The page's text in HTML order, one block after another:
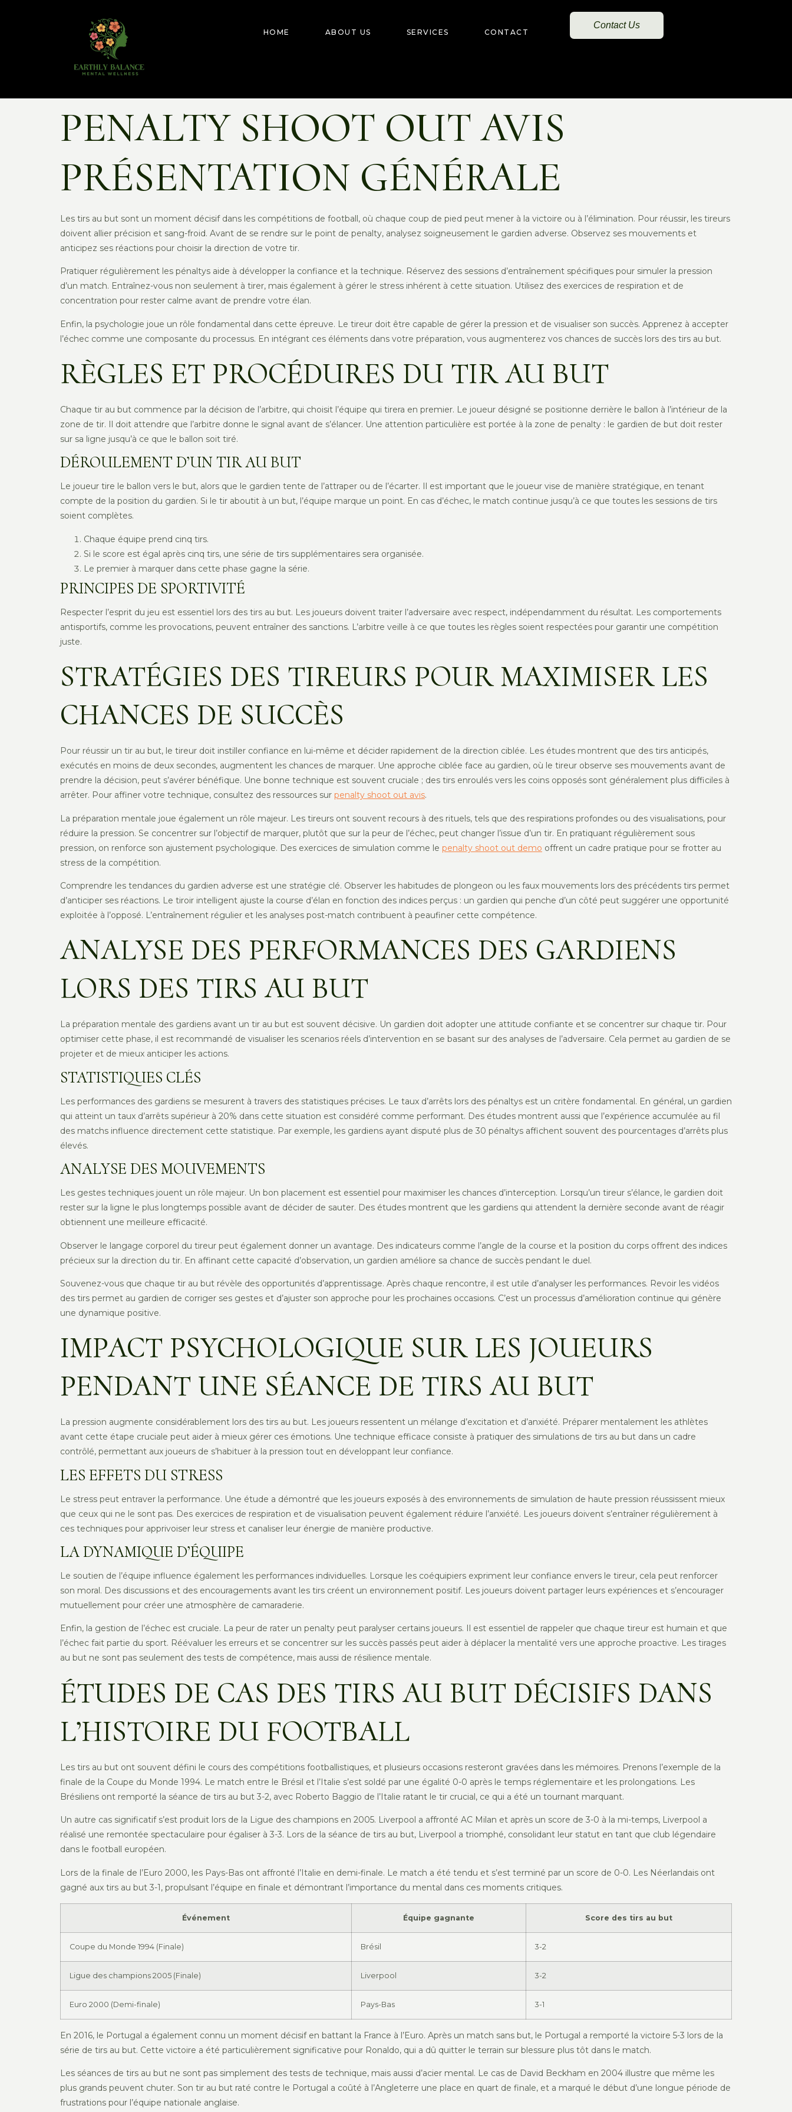
HOME ABOUT US SERVICES CONTACT
Contact Us
PENALTY SHOOT OUT AVIS
PRÉSENTATION GÉNÉRALE
Les tirs au but sont un moment décisif dans les compétitions de football, où chaque coup de pied peut mener à la victoire ou à l’élimination. Pour réussir, les tireurs
doivent allier précision et sang-froid. Avant de se rendre sur le point de penalty, analysez soigneusement le gardien adverse. Observez ses mouvements et
anticipez ses réactions pour choisir la direction de votre tir.
Pratiquer régulièrement les pénaltys aide à développer la confiance et la technique. Réservez des sessions d’entraînement spécifiques pour simuler la pression
d’un match. Entraînez-vous non seulement à tirer, mais également à gérer le stress inhérent à cette situation. Utilisez des exercices de respiration et de
concentration pour rester calme avant de prendre votre élan.
Enfin, la psychologie joue un rôle fondamental dans cette épreuve. Le tireur doit être capable de gérer la pression et de visualiser son succès. Apprenez à accepter
l’échec comme une composante du processus. En intégrant ces éléments dans votre préparation, vous augmenterez vos chances de succès lors des tirs au but.
RÈGLES ET PROCÉDURES DU TIR AU BUT
Chaque tir au but commence par la décision de l’arbitre, qui choisit l’équipe qui tirera en premier. Le joueur désigné se positionne derrière le ballon à l’intérieur de la
zone de tir. Il doit attendre que l’arbitre donne le signal avant de s’élancer. Une attention particulière est portée à la zone de penalty : le gardien de but doit rester
sur sa ligne jusqu’à ce que le ballon soit tiré.
DÉROULEMENT D’UN TIR AU BUT
Le joueur tire le ballon vers le but, alors que le gardien tente de l’attraper ou de l’écarter. Il est important que le joueur vise de manière stratégique, en tenant
compte de la position du gardien. Si le tir aboutit à un but, l’équipe marque un point. En cas d’échec, le match continue jusqu’à ce que toutes les sessions de tirs
soient complètes.
Chaque équipe prend cinq tirs.
Si le score est égal après cinq tirs, une série de tirs supplémentaires sera organisée.
Le premier à marquer dans cette phase gagne la série.
PRINCIPES DE SPORTIVITÉ
Respecter l’esprit du jeu est essentiel lors des tirs au but. Les joueurs doivent traiter l’adversaire avec respect, indépendamment du résultat. Les comportements
antisportifs, comme les provocations, peuvent entraîner des sanctions. L’arbitre veille à ce que toutes les règles soient respectées pour garantir une compétition
juste.
STRATÉGIES DES TIREURS POUR MAXIMISER LES
CHANCES DE SUCCÈS
Pour réussir un tir au but, le tireur doit instiller confiance en lui-même et décider rapidement de la direction ciblée. Les études montrent que des tirs anticipés,
exécutés en moins de deux secondes, augmentent les chances de marquer. Une approche ciblée face au gardien, où le tireur observe ses mouvements avant de
prendre la décision, peut s’avérer bénéfique. Une bonne technique est souvent cruciale ; des tirs enroulés vers les coins opposés sont généralement plus difficiles à
arrêter. Pour affiner votre technique, consultez des ressources sur penalty shoot out avis.
La préparation mentale joue également un rôle majeur. Les tireurs ont souvent recours à des rituels, tels que des respirations profondes ou des visualisations, pour
réduire la pression. Se concentrer sur l’objectif de marquer, plutôt que sur la peur de l’échec, peut changer l’issue d’un tir. En pratiquant régulièrement sous
pression, on renforce son ajustement psychologique. Des exercices de simulation comme le penalty shoot out demo offrent un cadre pratique pour se frotter au
stress de la compétition.
Comprendre les tendances du gardien adverse est une stratégie clé. Observer les habitudes de plongeon ou les faux mouvements lors des précédents tirs permet
d’anticiper ses réactions. Le tiroir intelligent ajuste la course d’élan en fonction des indices perçus : un gardien qui penche d’un côté peut suggérer une opportunité
exploitée à l’opposé. L’entraînement régulier et les analyses post-match contribuent à peaufiner cette compétence.
ANALYSE DES PERFORMANCES DES GARDIENS
LORS DES TIRS AU BUT
La préparation mentale des gardiens avant un tir au but est souvent décisive. Un gardien doit adopter une attitude confiante et se concentrer sur chaque tir. Pour
optimiser cette phase, il est recommandé de visualiser les scenarios réels d’intervention en se basant sur des analyses de l’adversaire. Cela permet au gardien de se
projeter et de mieux anticiper les actions.
STATISTIQUES CLÉS
Les performances des gardiens se mesurent à travers des statistiques précises. Le taux d’arrêts lors des pénaltys est un critère fondamental. En général, un gardien
qui atteint un taux d’arrêts supérieur à 20% dans cette situation est considéré comme performant. Des études montrent aussi que l’expérience accumulée au fil
des matchs influence directement cette statistique. Par exemple, les gardiens ayant disputé plus de 30 pénaltys affichent souvent des pourcentages d’arrêts plus
élevés.
ANALYSE DES MOUVEMENTS
Les gestes techniques jouent un rôle majeur. Un bon placement est essentiel pour maximiser les chances d’interception. Lorsqu’un tireur s’élance, le gardien doit
rester sur la ligne le plus longtemps possible avant de décider de sauter. Des études montrent que les gardiens qui attendent la dernière seconde avant de réagir
obtiennent une meilleure efficacité.
Observer le langage corporel du tireur peut également donner un avantage. Des indicateurs comme l’angle de la course et la position du corps offrent des indices
précieux sur la direction du tir. En affinant cette capacité d’observation, un gardien améliore sa chance de succès pendant le duel.
Souvenez-vous que chaque tir au but révèle des opportunités d’apprentissage. Après chaque rencontre, il est utile d’analyser les performances. Revoir les vidéos
des tirs permet au gardien de corriger ses gestes et d’ajuster son approche pour les prochaines occasions. C’est un processus d’amélioration continue qui génère
une dynamique positive.
IMPACT PSYCHOLOGIQUE SUR LES JOUEURS
PENDANT UNE SÉANCE DE TIRS AU BUT
La pression augmente considérablement lors des tirs au but. Les joueurs ressentent un mélange d’excitation et d’anxiété. Préparer mentalement les athlètes
avant cette étape cruciale peut aider à mieux gérer ces émotions. Une technique efficace consiste à pratiquer des simulations de tirs au but dans un cadre
contrôlé, permettant aux joueurs de s’habituer à la pression tout en développant leur confiance.
LES EFFETS DU STRESS
Le stress peut entraver la performance. Une étude a démontré que les joueurs exposés à des environnements de simulation de haute pression réussissent mieux
que ceux qui ne le sont pas. Des exercices de respiration et de visualisation peuvent également réduire l’anxiété. Les joueurs doivent s’entraîner régulièrement à
ces techniques pour apprivoiser leur stress et canaliser leur énergie de manière productive.
LA DYNAMIQUE D’ÉQUIPE
Le soutien de l’équipe influence également les performances individuelles. Lorsque les coéquipiers expriment leur confiance envers le tireur, cela peut renforcer
son moral. Des discussions et des encouragements avant les tirs créent un environnement positif. Les joueurs doivent partager leurs expériences et s’encourager
mutuellement pour créer une atmosphère de camaraderie.
Enfin, la gestion de l’échec est cruciale. La peur de rater un penalty peut paralyser certains joueurs. Il est essentiel de rappeler que chaque tireur est humain et que
l’échec fait partie du sport. Réévaluer les erreurs et se concentrer sur les succès passés peut aider à déplacer la mentalité vers une approche proactive. Les tirages
au but ne sont pas seulement des tests de compétence, mais aussi de résilience mentale.
ÉTUDES DE CAS DES TIRS AU BUT DÉCISIFS DANS
L’HISTOIRE DU FOOTBALL
Les tirs au but ont souvent défini le cours des compétitions footballistiques, et plusieurs occasions resteront gravées dans les mémoires. Prenons l’exemple de la
finale de la Coupe du Monde 1994. Le match entre le Brésil et l’Italie s’est soldé par une égalité 0-0 après le temps réglementaire et les prolongations. Les
Brésiliens ont remporté la séance de tirs au but 3-2, avec Roberto Baggio de l’Italie ratant le tir crucial, ce qui a été un tournant marquant.
Un autre cas significatif s’est produit lors de la Ligue des champions en 2005. Liverpool a affronté AC Milan et après un score de 3-0 à la mi-temps, Liverpool a
réalisé une remontée spectaculaire pour égaliser à 3-3. Lors de la séance de tirs au but, Liverpool a triomphé, consolidant leur statut en tant que club légendaire
dans le football européen.
Lors de la finale de l’Euro 2000, les Pays-Bas ont affronté l’Italie en demi-finale. Le match a été tendu et s’est terminé par un score de 0-0. Les Néerlandais ont
gagné aux tirs au but 3-1, propulsant l’équipe en finale et démontrant l’importance du mental dans ces moments critiques.
Événement Équipe gagnante Score des tirs au but
Coupe du Monde 1994 (Finale) Brésil 3-2
Ligue des champions 2005 (Finale) Liverpool 3-2
Euro 2000 (Demi-finale) Pays-Bas 3-1
En 2016, le Portugal a également connu un moment décisif en battant la France à l’Euro. Après un match sans but, le Portugal a remporté la victoire 5-3 lors de la
série de tirs au but. Cette victoire a été particulièrement significative pour Ronaldo, qui a dû quitter le terrain sur blessure plus tôt dans le match.
Les séances de tirs au but ne sont pas simplement des tests de technique, mais aussi d’acier mental. Le cas de David Beckham en 2004 illustre que même les
plus grands peuvent chuter. Son tir au but raté contre le Portugal a coûté à l’Angleterre une place en quart de finale, et a marqué le début d’une longue période de
frustrations pour l’équipe nationale anglaise.